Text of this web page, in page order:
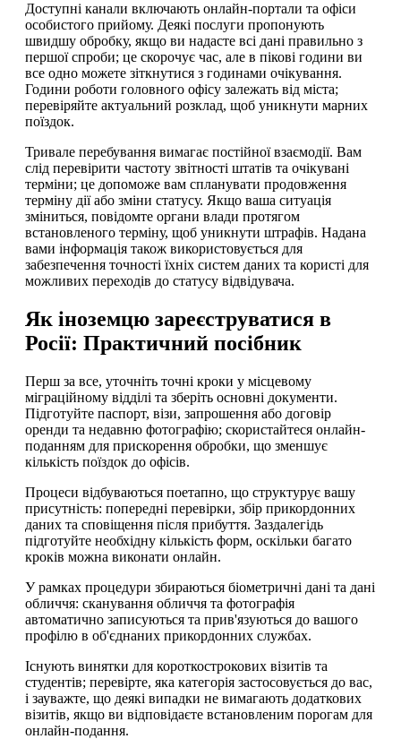
Доступні канали включають онлайн-портали та офіси
особистого прийому. Деякі послуги пропонують
швидшу обробку, якщо ви надасте всі дані правильно з
першої спроби; це скорочує час, але в пікові години ви
все одно можете зіткнутися з годинами очікування.
Години роботи головного офісу залежать від міста;
перевіряйте актуальний розклад, щоб уникнути марних
поїздок.
Тривале перебування вимагає постійної взаємодії. Вам
слід перевірити частоту звітності штатів та очікувані
терміни; це допоможе вам спланувати продовження
терміну дії або зміни статусу. Якщо ваша ситуація
зміниться, повідомте органи влади протягом
встановленого терміну, щоб уникнути штрафів. Надана
вами інформація також використовується для
забезпечення точності їхніх систем даних та користі для
можливих переходів до статусу відвідувача.
Як іноземцю зареєструватися в
Росії: Практичний посібник
Перш за все, уточніть точні кроки у місцевому
міграційному відділі та зберіть основні документи.
Підготуйте паспорт, візи, запрошення або договір
оренди та недавню фотографію; скористайтеся онлайн-
поданням для прискорення обробки, що зменшує
кількість поїздок до офісів.
Процеси відбуваються поетапно, що структурує вашу
присутність: попередні перевірки, збір прикордонних
даних та сповіщення після прибуття. Заздалегідь
підготуйте необхідну кількість форм, оскільки багато
кроків можна виконати онлайн.
У рамках процедури збираються біометричні дані та дані
обличчя: сканування обличчя та фотографія
автоматично записуються та прив'язуються до вашого
профілю в об'єднаних прикордонних службах.
Існують винятки для короткострокових візитів та
студентів; перевірте, яка категорія застосовується до вас,
і зауважте, що деякі випадки не вимагають додаткових
візитів, якщо ви відповідаєте встановленим порогам для
онлайн-подання.